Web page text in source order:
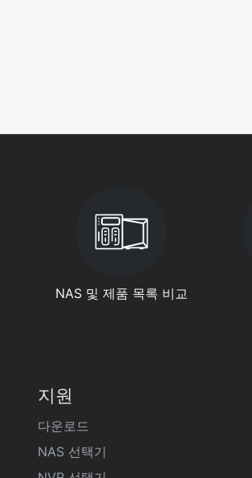
NAS 및 제품 목록 비교
지원
다운로드
NAS 선택기